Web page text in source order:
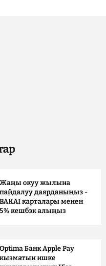
Жаңы окуу жылына
пайдалуу даярданыңыз -
BAKAI карталары менен
5% кешбэк алыңыз
Optima Банк Apple Pay
кызматын ишке